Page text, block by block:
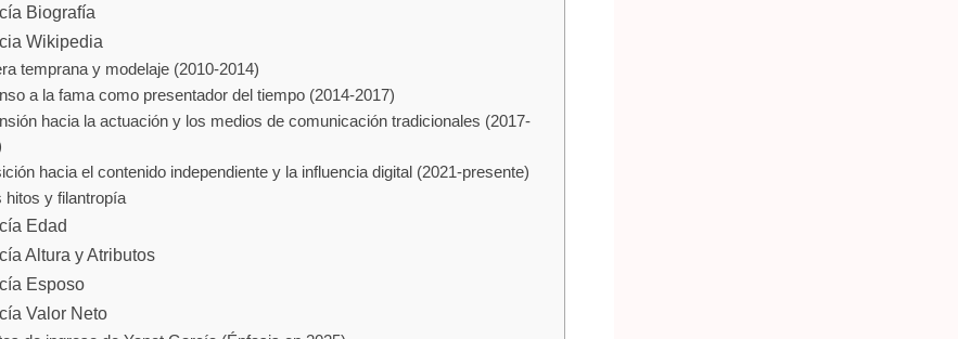
Biografía
Wikipedia
temprana y modelaje (2010-2014)
a la fama como presentador del tiempo (2014-2017)
hacia la actuación y los medios de comunicación tradicionales (2017-
hacia el contenido independiente y la influencia digital (2021-presente)
hitos y filantropía
Edad
Altura y Atributos
Esposo
Valor Neto